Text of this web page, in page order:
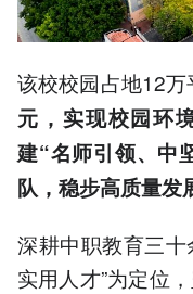
该校校园占地12万
元，实现校园环
建“名师引领、中
队，稳步高质量发
深耕中职教育三
实用人才”为定位